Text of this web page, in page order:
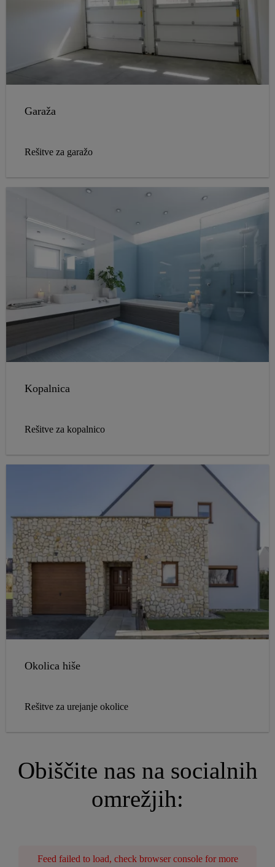
Garaža
Rešitve za garažo
Kopalnica
Rešitve za kopalnico
Okolica hiše
Rešitve za urejanje okolice
Obiščite nas na socialnih
omrežjih:
Feed failed to load, check browser console for more